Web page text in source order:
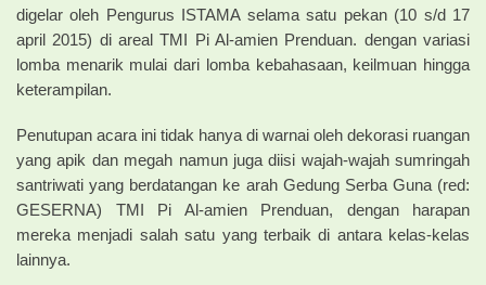
digelar oleh Pengurus ISTAMA selama satu pekan (10 s/d 17
april 2015) di areal TMI Pi Al-amien Prenduan. dengan variasi
lomba menarik mulai dari lomba kebahasaan, keilmuan hingga
keterampilan.
Penutupan acara ini tidak hanya di warnai oleh dekorasi ruangan
yang apik dan megah namun juga diisi wajah-wajah sumringah
santriwati yang berdatangan ke arah Gedung Serba Guna (red:
GESERNA) TMI Pi Al-amien Prenduan, dengan harapan
mereka menjadi salah satu yang terbaik di antara kelas-kelas
lainnya.